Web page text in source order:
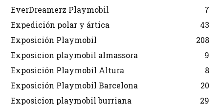
EverDreamerz Playmobil
7
Expedición polar y ártica
43
Exposición Playmobil
208
Exposicion playmobil almassora
9
Exposición Playmobil Altura
8
Exposición Playmobil Barcelona
20
Exposicion playmobil burriana
29